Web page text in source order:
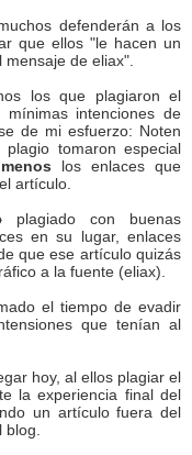
defenderán a los
que ellos "le hacen un
de eliax".
los que plagiaron el
intenciones de
de mi esfuerzo: Noten
tomaron especial
menos los enlaces que
artículo.
plagiado con buenas
en su lugar, enlaces
que ese artículo quizás
a la fuente (eliax).
el tiempo de evadir
que tenían al
hoy, al ellos plagiar el
la experiencia final del
un artículo fuera del